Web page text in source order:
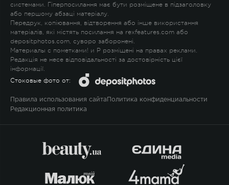
системами. Гіперпосилання має бути розміщене в підзаголовку
або першому абзаці матеріалу.
Передрук, копіювання, відтворення або інше використання
матеріалів, які містять посилання на rexfeatures.com або
depositphotos.com, суворо заборонені.
Материалы с пометками! и P розміщені на правах реклами.
Редакція не несе відповідальності за достовірність цієї
інформації.
Стоковые фото от:
Правила использования сайта Политика конфиденциальности
Редакционная политика